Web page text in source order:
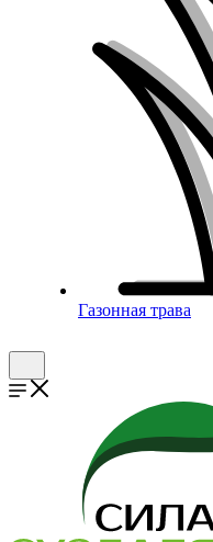
Газонная трава